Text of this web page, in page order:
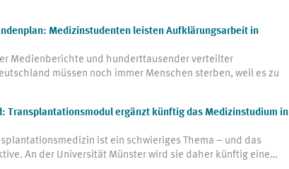
Medizinstudenten leisten Aufklärungsarbeit in
Medienberichte und hunderttausender verteilter
müssen noch immer Menschen sterben, weil es zu
Transplantationsmodul ergänzt künftig das Medizinstudium in
ist ein schwieriges Thema – und das
An der Universität Münster wird sie daher künftig eine…